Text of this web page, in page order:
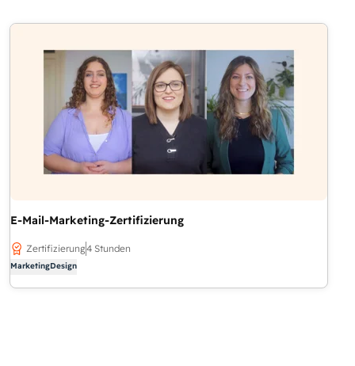
E-Mail-Marketing-Zertifizierung
Zertifizierung4 Stunden
MarketingDesign